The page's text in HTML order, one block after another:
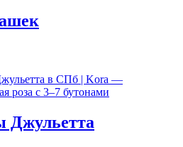
Джульетта